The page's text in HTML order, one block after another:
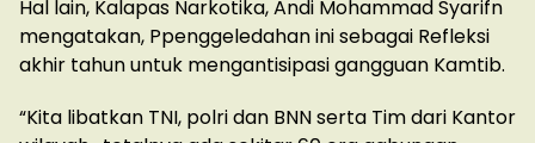
Hal lain, Kalapas Narkotika, Andi Mohammad Syarifn
mengatakan, Ppenggeledahan ini sebagai Refleksi
akhir tahun untuk mengantisipasi gangguan Kamtib.
“Kita libatkan TNI, polri dan BNN serta Tim dari Kantor